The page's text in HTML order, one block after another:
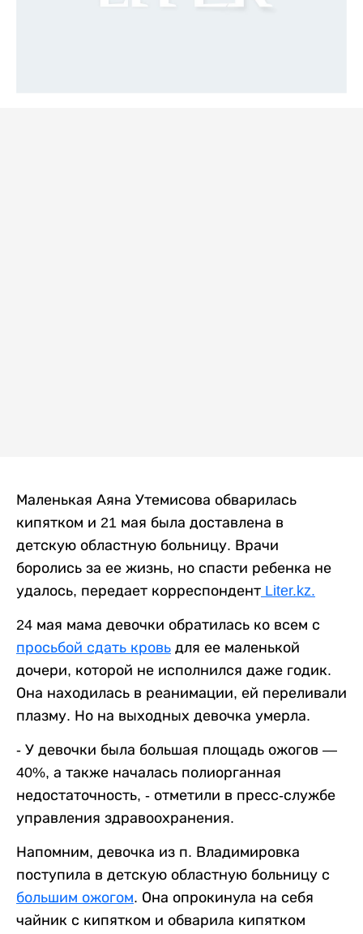
Маленькая Аяна Утемисова обварилась
кипятком и 21 мая была доставлена в
детскую областную больницу. Врачи
боролись за ее жизнь, но спасти ребенка не
удалось, передает корреспондент Liter.kz.
24 мая мама девочки обратилась ко всем с
просьбой сдать кровь для ее маленькой
дочери, которой не исполнился даже годик.
Она находилась в реанимации, ей переливали
плазму. Но на выходных девочка умерла.
- У девочки была большая площадь ожогов —
40%, а также началась полиорганная
недостаточность, - отметили в пресс-службе
управления здравоохранения.
Напомним, девочка из п. Владимировка
поступила в детскую областную больницу с
большим ожогом. Она опрокинула на себя
чайник с кипятком и обварила кипятком